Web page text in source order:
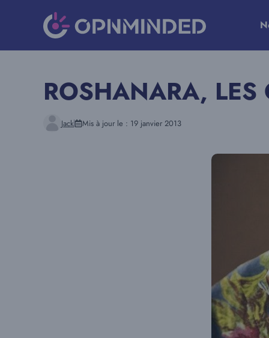
ROSHANARA, LES
Jack Mis à jour le : 19 janvier 2013